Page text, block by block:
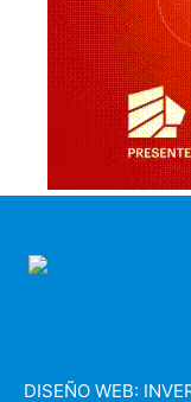
DISEÑO WEB: